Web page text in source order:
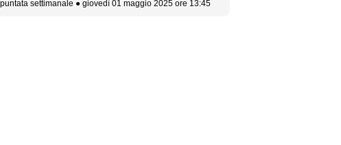
settimanale ● giovedì 01 maggio 2025 ore 13:45